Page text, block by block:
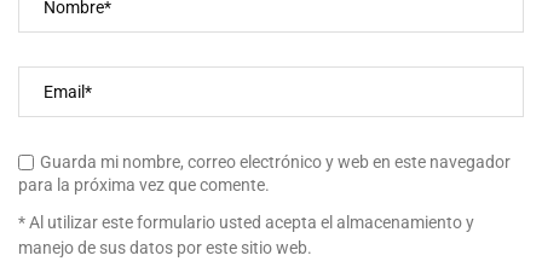
Guarda mi nombre, correo electrónico y web en este navegador
para la próxima vez que comente.
* Al utilizar este formulario usted acepta el almacenamiento y
manejo de sus datos por este sitio web.